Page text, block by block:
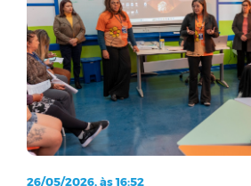
26/05/2026, às 16:52